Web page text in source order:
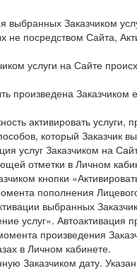
выбранных Заказчиком
не посредством Сайта,
услуги на Сайте
произведена
активировать
который Заказчик
услуг Заказчиком на
отметки в Личном
кнопки
пополнения
выбранных
услуг». Автоактивация
произведения
в Личном кабинете.
Заказчиком дату.